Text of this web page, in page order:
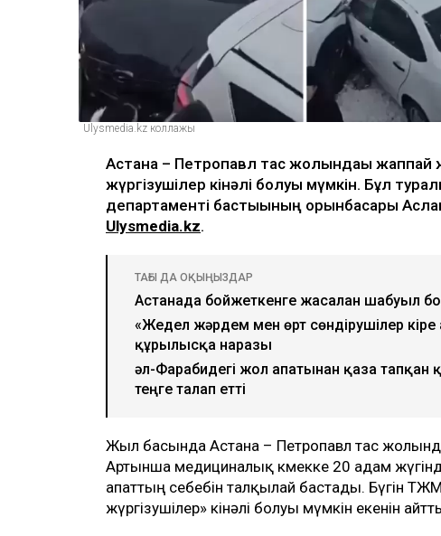
Ulysmedia.kz коллажы
Астана – Петропавл тас жолындағы жаппай
жүргізушілер кінәлі болуы мүмкін. Бұл
департаменті бастығының орынбасары
Ulysmedia.kz.
ТАҒЫ ДА ОҚЫҢЫЗДАР
Астанада бойжеткенге жасалған шабуыл
«Жедел жәрдем мен өрт сөндірушілер
құрылысқа наразы
әл-Фарабидегі жол апатынан қаза тапқан
теңге талап етті
Жыл басында Астана – Петропавл тас
Артынша медициналық көмекке 20 адам
апаттың себебін талқылай бастады. Бүгін
жүргізушілер» кінәлі болуы мүмкін екенін